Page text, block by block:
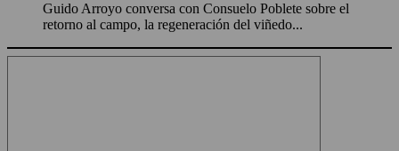
Guido Arroyo conversa con Consuelo Poblete sobre el
retorno al campo, la regeneración del viñedo...